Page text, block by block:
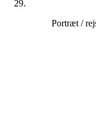
Portræt /